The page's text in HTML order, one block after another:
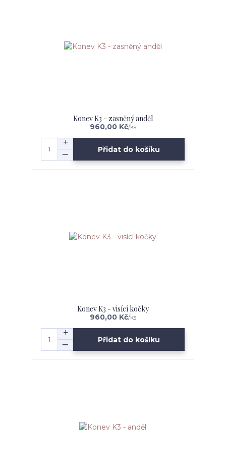
Konev K3 - zasněný anděl
960,00 Kč/ks
Přidat do košíku
Konev K3 - visící kočky
960,00 Kč/ks
Přidat do košíku